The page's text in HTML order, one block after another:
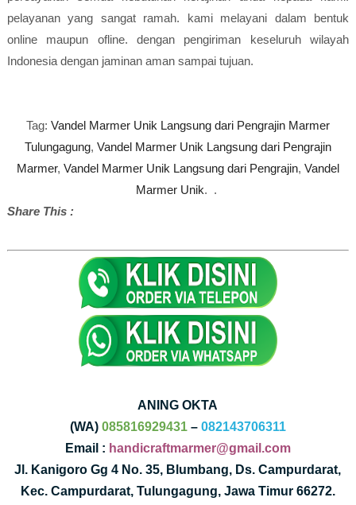
pelayanan yang sangat ramah. kami melayani dalam bentuk
online maupun ofline. dengan pengiriman keseluruh wilayah
Indonesia dengan jaminan aman sampai tujuan.
Tag: Vandel Marmer Unik Langsung dari Pengrajin Marmer
Tulungagung, Vandel Marmer Unik Langsung dari Pengrajin
Marmer, Vandel Marmer Unik Langsung dari Pengrajin, Vandel
Marmer Unik. .
Share This :
ANING OKTA
(WA) 085816929431– 082143706311
Email : handicraftmarmer@gmail.com
Jl. Kanigoro Gg 4 No. 35, Blumbang, Ds. Campurdarat,
Kec. Campurdarat, Tulungagung, Jawa Timur 66272.